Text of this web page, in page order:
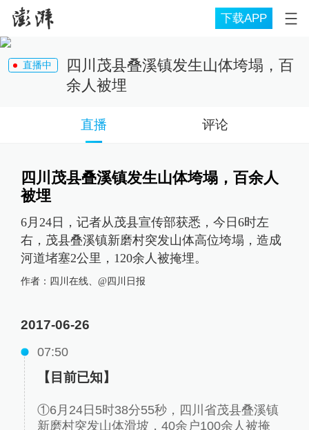
下载APP
直播中
四川茂县叠溪镇发生山体垮塌，百
余人被埋
直播 评论
四川茂县叠溪镇发生山体垮塌，百余人
被埋
6月24日，记者从茂县宣传部获悉，今日6时左
右，茂县叠溪镇新磨村突发山体高位垮塌，造成
河道堵塞2公里，120余人被掩埋。
作者： 四川在线、@四川日报
2017-06-26
07:50
【目前已知】
①6月24日5时38分55秒，四川省茂县叠溪镇
新磨村突发山体滑坡，40余户100余人被掩